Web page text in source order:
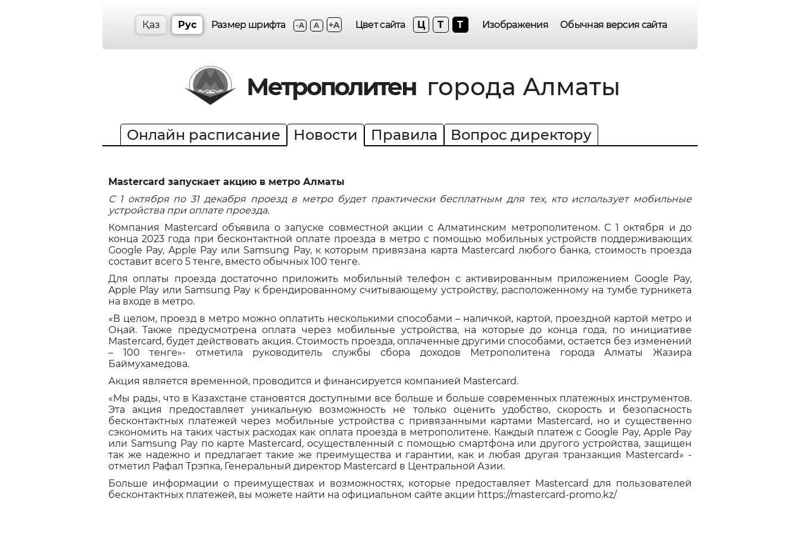
Қаз Рус Размер шрифта -A A +A Цвет сайта Ц T T Изображения Обычная версия сайта
Метрополитен города Алматы
Онлайн расписание Новости Правила Вопрос директору
Mastercard запускает акцию в метро Алматы
С 1 октября по 31 декабря проезд в метро будет практически бесплатным для тех, кто использует мобильные
устройства при оплате проезда.
Компания Mastercard объявила о запуске совместной акции с Алматинским метрополитеном. С 1 октября и до
конца 2023 года при бесконтактной оплате проезда в метро с помощью мобильных устройств поддерживающих
Google Pay, Apple Pay или Samsung Pay, к которым привязана карта Mastercard любого банка, стоимость проезда
составит всего 5 тенге, вместо обычных 100 тенге.
Для оплаты проезда достаточно приложить мобильный телефон с активированным приложением Google Pay,
Apple Play или Samsung Pay к брендированному считывающему устройству, расположенному на тумбе турникета
на входе в метро.
«В целом, проезд в метро можно оплатить несколькими способами – наличкой, картой, проездной картой метро и
Оңай. Также предусмотрена оплата через мобильные устройства, на которые до конца года, по инициативе
Mastercard, будет действовать акция. Стоимость проезда, оплаченные другими способами, остается без изменений
– 100 тенге»- отметила руководитель службы сбора доходов Метрополитена города Алматы Жазира
Баймухамедова.
Акция является временной, проводится и финансируется компанией Mastercard.
«Мы рады, что в Казахстане становятся доступными все больше и больше современных платежных инструментов.
Эта акция предоставляет уникальную возможность не только оценить удобство, скорость и безопасность
бесконтактных платежей через мобильные устройства с привязанными картами Mastercard, но и существенно
сэкономить на таких частых расходах как оплата проезда в метрополитене. Каждый платеж c Google Pay, Apple Pay
или Samsung Pay по карте Mastercard, осуществленный с помощью смартфона или другого устройства, защищен
так же надежно и предлагает такие же преимущества и гарантии, как и любая другая транзакция Mastercard» -
отметил Рафал Трэпка, Генеральный директор Mastercard в Центральной Азии.
Больше информации о преимуществах и возможностях, которые предоставляет Mastercard для пользователей
бесконтактных платежей, вы можете найти на официальном сайте акции https://mastercard-promo.kz/